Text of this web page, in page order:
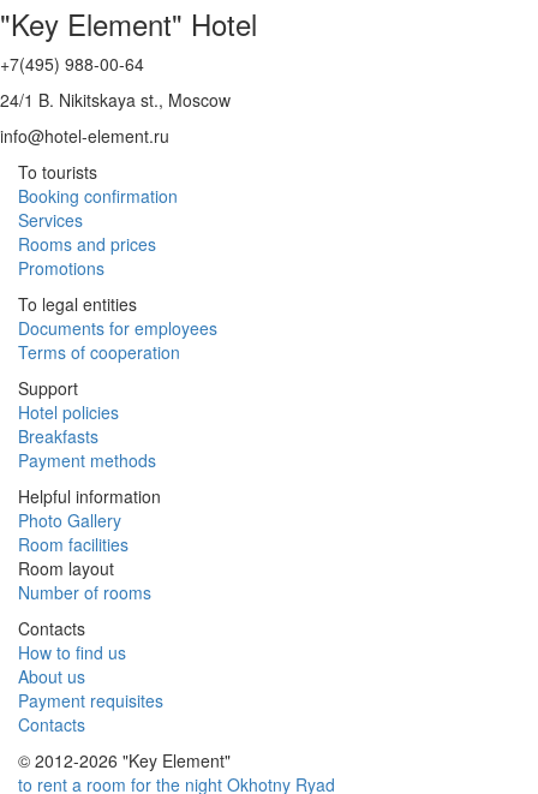
"Key Element" Hotel
+7(495) 988-00-64
24/1 B. Nikitskaya st., Moscow
info@hotel-element.ru
To tourists
Booking confirmation
Services
Rooms and prices
Promotions
To legal entities
Documents for employees
Terms of cooperation
Support
Hotel policies
Breakfasts
Payment methods
Helpful information
Photo Gallery
Room facilities
Room layout
Number of rooms
Contacts
How to find us
About us
Payment requisites
Contacts
© 2012-2026 "Key Element"
to rent a room for the night Okhotny Ryad